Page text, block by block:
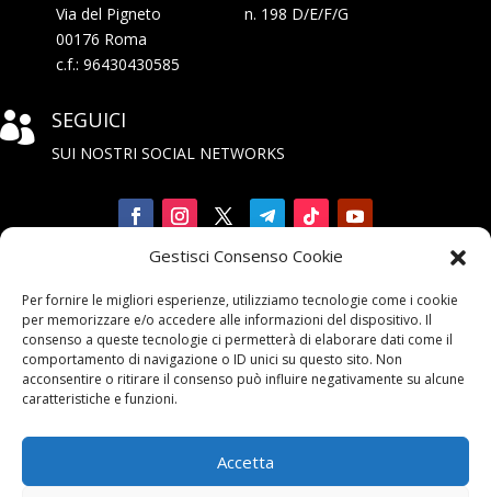
Gestisci Consenso Cookie
Per fornire le migliori esperienze, utilizziamo tecnologie come i cookie
per memorizzare e/o accedere alle informazioni del dispositivo. Il
consenso a queste tecnologie ci permetterà di elaborare dati come il
comportamento di navigazione o ID unici su questo sito. Non
acconsentire o ritirare il consenso può influire negativamente su alcune
caratteristiche e funzioni.
Accetta
Via del Pigneto n. 198 D/E/F/G
00176 Roma
c.f.: 96430430585
 SEGUICI
SUI NOSTRI SOCIAL NETWORKS

alla Newsletter